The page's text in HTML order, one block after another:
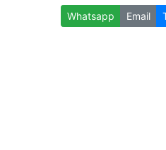
Whatsapp Email